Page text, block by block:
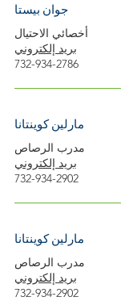
جوان بيستا
أخصائي الاحتيال
بريد إلكتروني
732-934-2786
مارلين كوينتانا
بريد إلكتروني
732-934-2902
مارلين كوينتانا
بريد إلكتروني
732-934-2902